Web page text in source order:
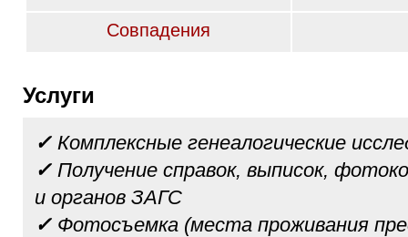
Совпадения
Услуги
✓ Комплексные генеалогические
✓ Получение справок, выписок,
и органов ЗАГС
✓ Фотосъемка (места проживания